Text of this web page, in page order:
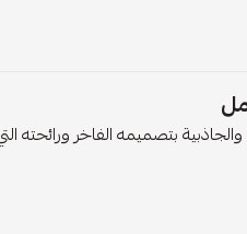
بتصميمه الفاخر ورائحته